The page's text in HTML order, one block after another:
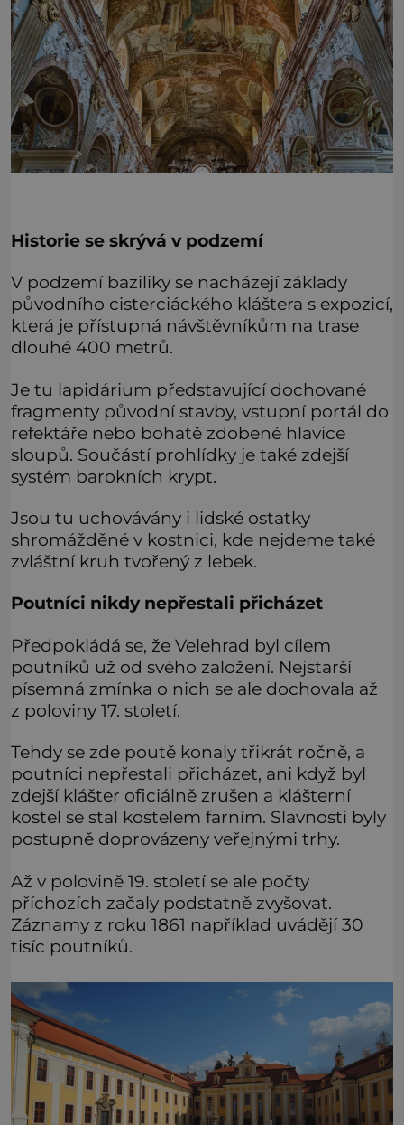
Historie se skrývá v podzemí
V podzemí baziliky se nacházejí základy
původního cisterciáckého kláštera s expozicí,
která je přístupná návštěvníkům na trase
dlouhé 400 metrů.
Je tu lapidárium představující dochované
fragmenty původní stavby, vstupní portál do
refektáře nebo bohatě zdobené hlavice
sloupů. Součástí prohlídky je také zdejší
systém barokních krypt.
Jsou tu uchovávány i lidské ostatky
shromážděné v kostnici, kde nejdeme také
zvláštní kruh tvořený z lebek.
Poutníci nikdy nepřestali přicházet
Předpokládá se, že Velehrad byl cílem
poutníků už od svého založení. Nejstarší
písemná zmínka o nich se ale dochovala až
z poloviny 17. století.
Tehdy se zde poutě konaly třikrát ročně, a
poutníci nepřestali přicházet, ani když byl
zdejší klášter oficiálně zrušen a klášterní
kostel se stal kostelem farním. Slavnosti byly
postupně doprovázeny veřejnými trhy.
Až v polovině 19. století se ale počty
příchozích začaly podstatně zvyšovat.
Záznamy z roku 1861 například uvádějí 30
tisíc poutníků.